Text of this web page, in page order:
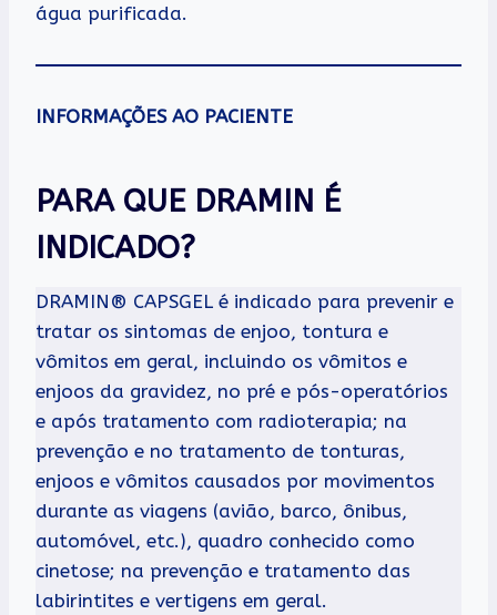
água purificada.
INFORMAÇÕES AO PACIENTE
PARA QUE DRAMIN É
INDICADO?
DRAMIN® CAPSGEL é indicado para prevenir e
tratar os sintomas de enjoo, tontura e
vômitos em geral, incluindo os vômitos e
enjoos da gravidez, no pré e pós-operatórios
e após tratamento com radioterapia; na
prevenção e no tratamento de tonturas,
enjoos e vômitos causados por movimentos
durante as viagens (avião, barco, ônibus,
automóvel, etc.), quadro conhecido como
cinetose; na prevenção e tratamento das
labirintites e vertigens em geral.